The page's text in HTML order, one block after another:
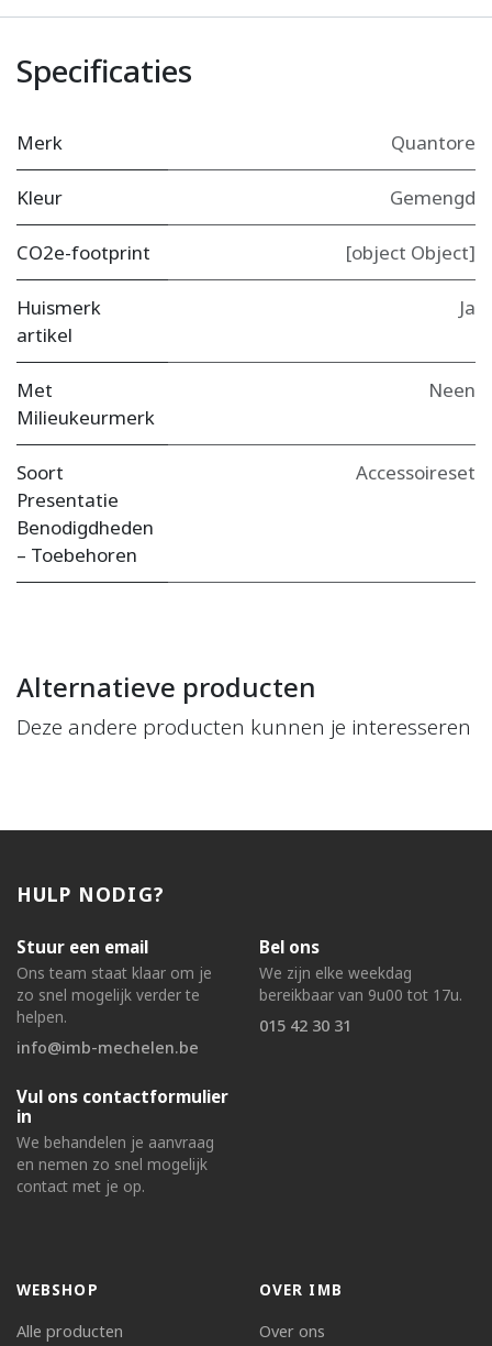
Specificaties
Merk Quantore
Kleur Gemengd
CO2e-footprint [object Object]
Huismerk
artikel
Ja
Met
Milieukeurmerk
Neen
Soort
Presentatie
Benodigdheden
– Toebehoren
Accessoireset
Alternatieve producten
Deze andere producten kunnen je interesseren
HULP NODIG?
Stuur een email
Ons team staat klaar om je
zo snel mogelijk verder te
helpen.
info@imb-mechelen.be
Bel ons
We zijn elke weekdag
bereikbaar van 9u00 tot 17u.
015 42 30 31
Vul ons contactformulier
in
We behandelen je aanvraag
en nemen zo snel mogelijk
contact met je op.
WEBSHOP
Alle producten
OVER IMB
Over ons